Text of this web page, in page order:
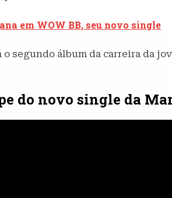
em WOW BB, seu novo single
o segundo álbum da carreira da
do novo single da